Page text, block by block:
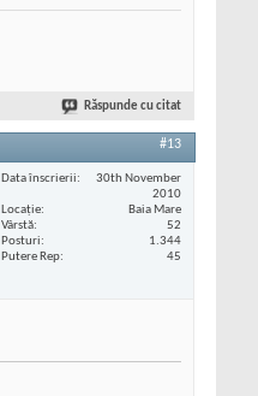
Răspunde cu citat
#13
Data înscrierii
30th November
2010
Locaţie
Baia Mare
Vârstă
52
Posturi
1.344
Putere Rep
45